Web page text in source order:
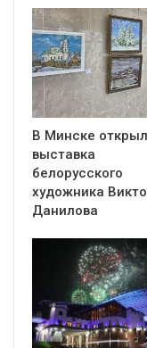
В Минске
выставка
белорусского
художника
Данилова